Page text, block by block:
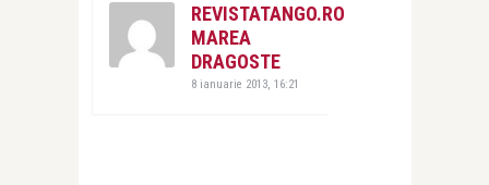
REVISTATANGO.RO
MAREA
DRAGOSTE
8 ianuarie 2013, 16:21